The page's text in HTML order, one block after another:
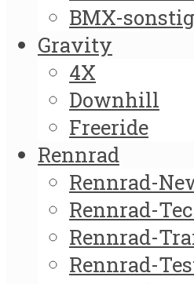
BMX-
Gravity
4X
Downhill
Freeride
Rennrad
Rennrad-
Rennrad-
Rennrad-
Rennrad-